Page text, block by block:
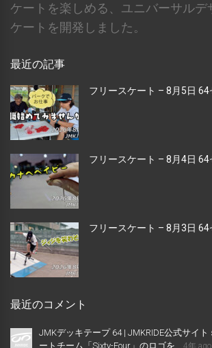
ケートを楽しめる、ユニバーサルデ
ケートを開発しました。
最近の記事
フリースケート – 8月5日 64
フリースケート – 8月4日 64
フリースケート – 8月3日 64
最近のコメント
JMKデッキテープ 64 | JMKRIDE公式サイト
ートチーム「Sixty-Four」のロゴを...
4年 ago